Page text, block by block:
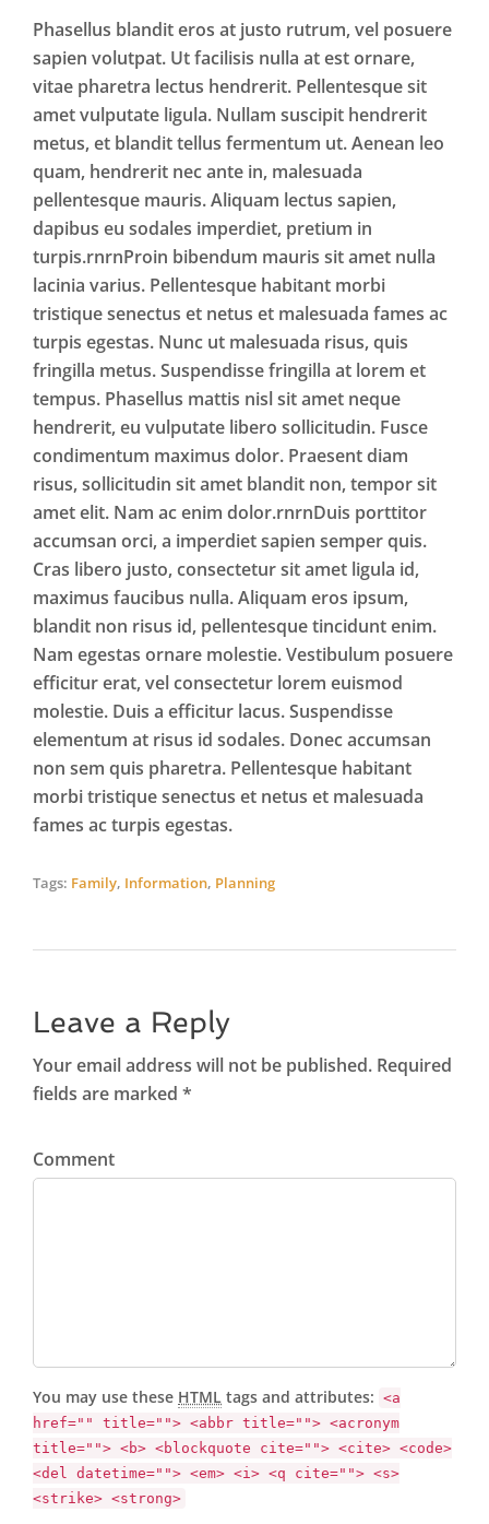
Phasellus blandit eros at justo rutrum, vel posuere
sapien volutpat. Ut facilisis nulla at est ornare,
vitae pharetra lectus hendrerit. Pellentesque sit
amet vulputate ligula. Nullam suscipit hendrerit
metus, et blandit tellus fermentum ut. Aenean leo
quam, hendrerit nec ante in, malesuada
pellentesque mauris. Aliquam lectus sapien,
dapibus eu sodales imperdiet, pretium in
turpis.rnrnProin bibendum mauris sit amet nulla
lacinia varius. Pellentesque habitant morbi
tristique senectus et netus et malesuada fames ac
turpis egestas. Nunc ut malesuada risus, quis
fringilla metus. Suspendisse fringilla at lorem et
tempus. Phasellus mattis nisl sit amet neque
hendrerit, eu vulputate libero sollicitudin. Fusce
condimentum maximus dolor. Praesent diam
risus, sollicitudin sit amet blandit non, tempor sit
amet elit. Nam ac enim dolor.rnrnDuis porttitor
accumsan orci, a imperdiet sapien semper quis.
Cras libero justo, consectetur sit amet ligula id,
maximus faucibus nulla. Aliquam eros ipsum,
blandit non risus id, pellentesque tincidunt enim.
Nam egestas ornare molestie. Vestibulum posuere
efficitur erat, vel consectetur lorem euismod
molestie. Duis a efficitur lacus. Suspendisse
elementum at risus id sodales. Donec accumsan
non sem quis pharetra. Pellentesque habitant
morbi tristique senectus et netus et malesuada
fames ac turpis egestas.
Tags: Family, Information, Planning
Leave a Reply
Your email address will not be published. Required
fields are marked *
Comment
You may use these HTML tags and attributes: <a
href="" title=""> <abbr title=""> <acronym
title=""> <b> <blockquote cite=""> <cite> <code>
<del datetime=""> <em> <i> <q cite=""> <s>
<strike> <strong>